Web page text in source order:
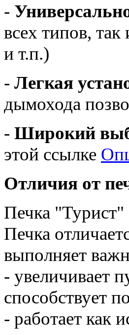
-
всех типов,
и т.п.)
- Легкая
дымохода
- Широкий
этой ссылке
Отличия от
Печка
Печка
выполняет
- увеличивает
способствует
- работает как